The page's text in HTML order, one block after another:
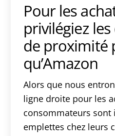
Pour les
privilégiez
de proximité
qu’Amazon
Alors que nous
ligne droite pour les
consommateurs sont
emplettes chez leurs